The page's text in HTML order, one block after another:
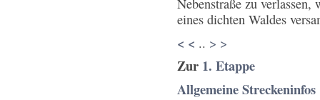
Nebenstraße zu
eines dichten Waldes
< < .. > >
Zur 1. Etappe
Allgemeine Streckeninfos